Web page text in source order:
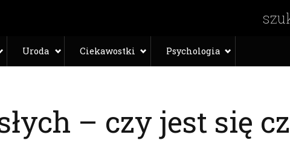
Uroda Ciekawostki Psychologia
– czy jest się